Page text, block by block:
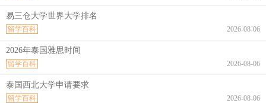
易三仓大学世界大学排名
2026-08-06
留学百科
2026年泰国雅思时间
2026-08-06
留学百科
泰国西北大学申请要求
2026-08-06
留学百科